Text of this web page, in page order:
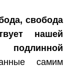
свобода
нашей
самим